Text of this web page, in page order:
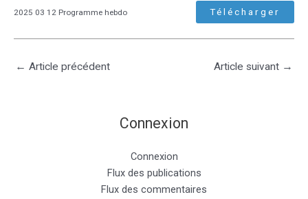
2025 03 12 Programme hebdo Télécharger
← Article précédent Article suivant →
Connexion
Connexion
Flux des publications
Flux des commentaires